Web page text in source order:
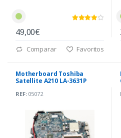
49,00€
Comparar Favoritos
Motherboard Toshiba
Satellite A210 LA-3631P
REF:05072